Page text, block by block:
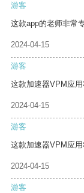
游客
这款app的老师非常
2024-04-15
游客
这款加速器VPM应用
2024-04-15
游客
这款加速器VPM应
2024-04-15
游客